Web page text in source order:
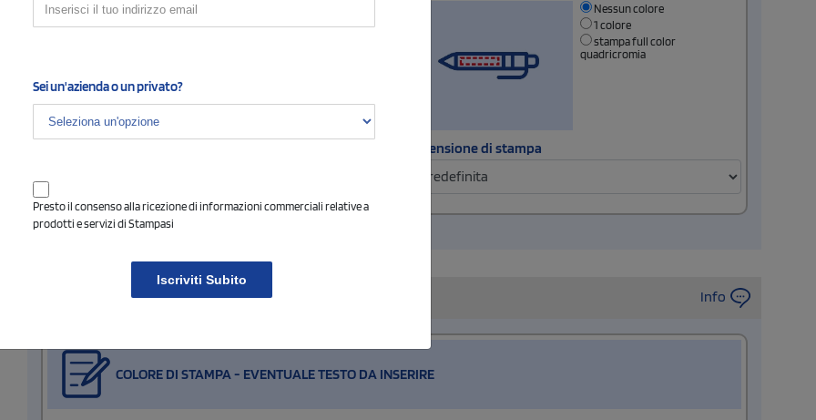
1 colore(vedi)
Nessun colore
1 colore
stampa full color
quadricromia
Dimensione di stampa
Opzioni e note per la stampa Info
COLORE DI STAMPA - EVENTUALE TESTO DA INSERIRE
Sei un'azienda o un privato?
Presto il consenso alla ricezione di informazioni commerciali relative a
prodotti e servizi di Stampasi
Iscriviti Subito